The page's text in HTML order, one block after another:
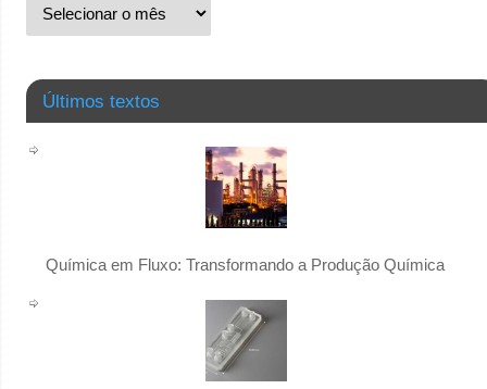
Últimos textos
Química em Fluxo: Transformando a Produção Química